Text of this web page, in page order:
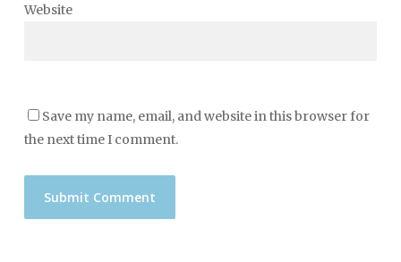
Website
Save my name, email, and website in this browser for
the next time I comment.